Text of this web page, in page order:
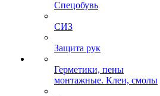
Спецобувь
СИЗ
Защита рук
Герметики, пены
монтажные. Клеи, смолы